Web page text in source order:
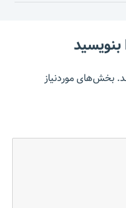
بنویسید
بخش‌های موردنیاز